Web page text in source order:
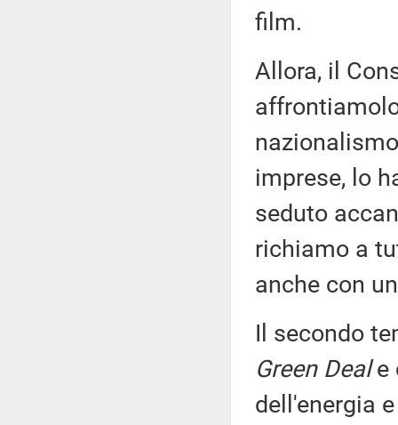
film.
Allora, il
imprese, lo
seduto
richiamo a
anche con
Il secondo
Green Deale
dell'energia